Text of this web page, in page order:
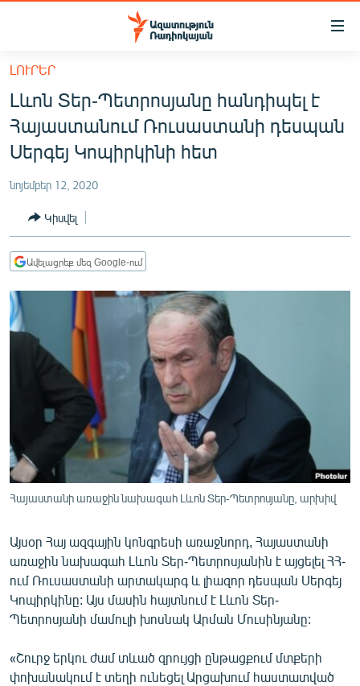
Մատչելիության
հիմնական
բովանդակությանը
Անցնել
հիմնական
մենյուին
ՔԱՂԱՔԱԿԱՆ
ՀԱՍԱՐԱԿՈՒԹՅՈՒՆ
ՏՆՏԵՍՈՒԹՅՈՒՆ
ՂԱՐԱԲԱՂ
ՊԱՏԵՐԱԶՄԻ 6 ՇԱԲԱԹՆԵՐԸ
ՏԱՐԱԾԱՇՐՋԱՆ
ՄԻՋԱԶԳԱՅԻՆ
ՄՇԱԿՈՒՅԹ
ՄԵԿՆԱԲԱՆՈՒԹՅՈՒՆ
ԱՐԽԻՎ
ՏԵՍԱՆՅՈՒԹԵՐ
ԲԱՆԱՎԵՃ
ՓՈԴՔԱՍԹ
ԼՈՒՐԵՐ
Լևոն Տեր-Պետրոսյանը հանդիպել է
Հայաստանում Ռուսաստանի դեսպան
Սերգեյ Կոպիրկինի հետ
նոյեմբեր 12, 2020
Կիսվել
Ավելացրեք մեզ Google-ում
Հայաստանի առաջին նախագահ Լևոն Տեր-Պետրոսյանը, արխիվ
Այսօր Հայ ազգային կոնգրեսի առաջնորդ, Հայաստանի
առաջին նախագահ Լևոն Տեր-Պետրոսյանին է այցելել ՀՀ-
ում Ռուսաստանի արտակարգ և լիազոր դեսպան Սերգեյ
Կոպիրկինը: Այս մասին հայտնում է Լևոն Տեր-
Պետրոսյանի մամուլի խոսնակ Արման Մուսինյանը:
«Շուրջ երկու ժամ տևած զրույցի ընթացքում մտքերի
փոխանակում է տեղի ունեցել Արցախում հաստատված